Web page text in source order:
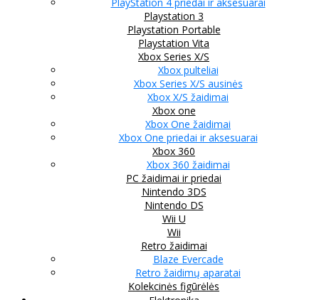
Playstation 3
Playstation Portable
Playstation Vita
Xbox Series X/S
Xbox pulteliai
Xbox Series X/S ausinės
Xbox X/S žaidimai
Xbox one
Xbox One žaidimai
Xbox One priedai ir aksesuarai
Xbox 360
Xbox 360 žaidimai
PC žaidimai ir priedai
Nintendo 3DS
Nintendo DS
Wii U
Wii
Retro žaidimai
Blaze Evercade
Retro žaidimų aparatai
Kolekcinės figūrėlės